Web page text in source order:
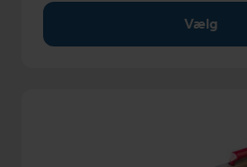
Vælg